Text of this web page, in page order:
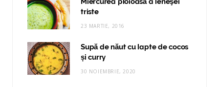
triste
23 MARTIE, 2016
Supă de năut cu lapte de cocos
și curry
30 NOIEMBRIE, 2020